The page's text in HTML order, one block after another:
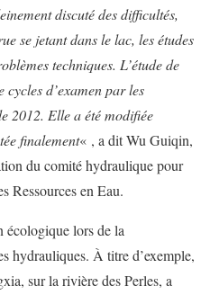
discuté des difficultés,
se jetant dans le lac, les études
techniques. L’étude de
d’examen par les
2012. Elle a été modifiée
finalement« , a dit Wu Guiqin,
du comité hydraulique pour
Ressources en Eau.
lors de la
hydrauliques. À titre d’exemple,
sur la rivière des Perles, a